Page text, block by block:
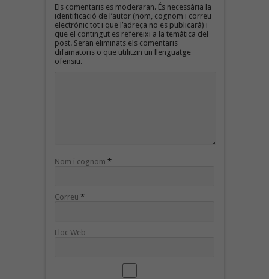
Els comentaris es moderaran. És necessària la
identificació de l’autor (nom, cognom i correu
electrònic tot i que l’adreça no es publicarà) i
que el contingut es refereixi a la temàtica del
post. Seran eliminats els comentaris
difamatoris o que utilitzin un llenguatge
ofensiu.
Nom i cognom *
Correu *
Lloc Web